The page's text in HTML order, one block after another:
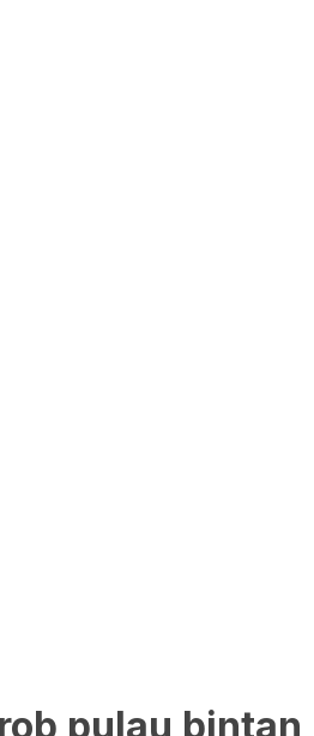
pulau bintan